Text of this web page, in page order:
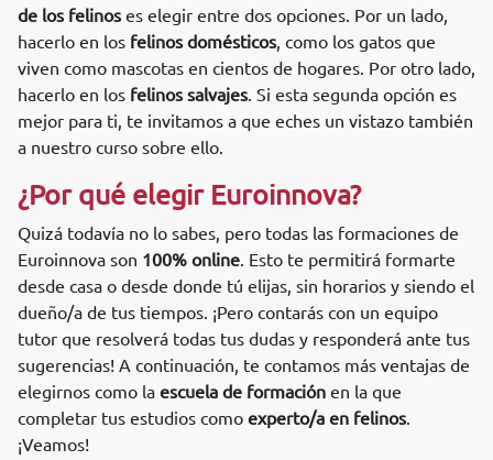
de los felinos es elegir entre dos opciones. Por un lado,
hacerlo en los felinos domésticos , como los gatos que
viven como mascotas en cientos de hogares. Por otro lado,
hacerlo en los felinos salvajes . Si esta segunda opción es
mejor para ti, te invitamos a que eches un vistazo también
a nuestro curso sobre ello.
¿Por qué elegir Euroinnova?
Quizá todavía no lo sabes, pero todas las formaciones de
Euroinnova son 100% online . Esto te permitirá formarte
desde casa o desde donde tú elijas, sin horarios y siendo el
dueño/a de tus tiempos. ¡Pero contarás con un equipo
tutor que resolverá todas tus dudas y responderá ante tus
sugerencias! A continuación, te contamos más ventajas de
elegirnos como la escuela de formación en la que
completar tus estudios como experto/a en felinos
¡Veamos!